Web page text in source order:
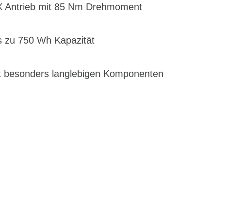
Antrieb mit 85 Nm Drehmoment
zu 750 Wh Kapazität
langlebigen Komponenten